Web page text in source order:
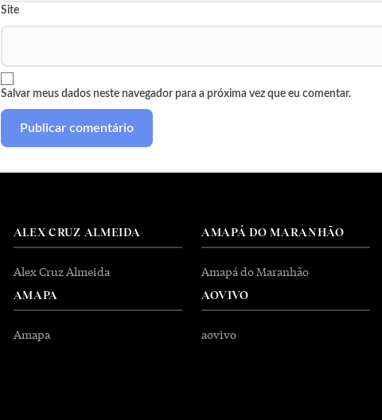
Site
Salvar meus dados neste navegador para a próxima vez que eu comentar.
ALEX CRUZ ALMEIDA
Alex Cruz Almeida
AMAPA
Amapa
AMAPÁ DO MARANHÃO
Amapá do Maranhão
AOVIVO
aovivo